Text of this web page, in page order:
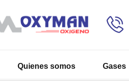
Quienes somos Gases